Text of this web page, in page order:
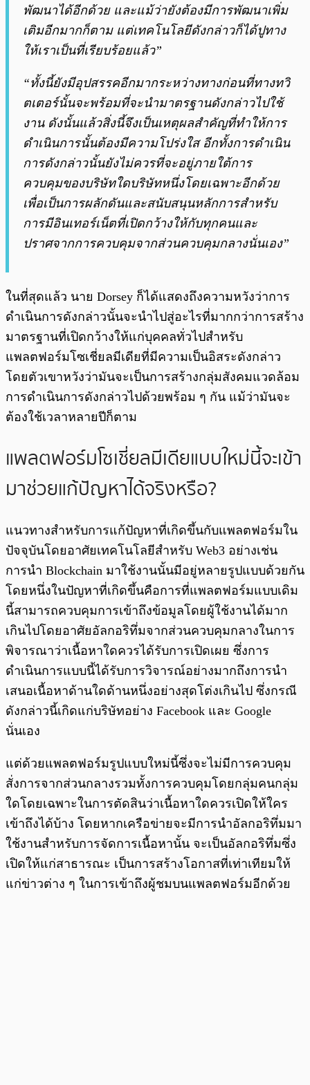
พัฒนาได้อีกด้วย และแม้ว่ายังต้องมีการพัฒนาเพิ่ม
เติมอีกมากก็ตาม แต่เทคโนโลยีดังกล่าวก็ได้ปูทาง
ให้เราเป็นที่เรียบร้อยแล้ว”
“ทั้งนี้ยังมีอุปสรรคอีกมากระหว่างทางก่อนที่ทางทวิ
ตเตอร์นั้นจะพร้อมที่จะนำมาตรฐานดังกล่าวไปใช้
งาน ดังนั้นแล้วสิ่งนี้จึงเป็นเหตุผลสำคัญที่ทำให้การ
ดำเนินการนั้นต้องมีความโปร่งใส อีกทั้งการดำเนิน
การดังกล่าวนั้นยังไม่ควรที่จะอยู่ภายใต้การ
ควบคุมของบริษัทใดบริษัทหนึ่งโดยเฉพาะอีกด้วย
เพื่อเป็นการผลักดันและสนับสนุนหลักการสำหรับ
การมีอินเทอร์เน็ตที่เปิดกว้างให้กับทุกคนและ
ปราศจากการควบคุมจากส่วนควบคุมกลางนั่นเอง”
ในที่สุดแล้ว นาย Dorsey ก็ได้แสดงถึงความหวังว่าการ
ดำเนินการดังกล่าวนั้นจะนำไปสู่อะไรที่มากกว่าการสร้าง
มาตรฐานที่เปิดกว้างให้แก่บุคคลทั่วไปสำหรับ
แพลตฟอร์มโซเชี่ยลมีเดียที่มีความเป็นอิสระดังกล่าว
โดยตัวเขาหวังว่ามันจะเป็นการสร้างกลุ่มสังคมแวดล้อม
การดำเนินการดังกล่าวไปด้วยพร้อม ๆ กัน แม้ว่ามันจะ
ต้องใช้เวลาหลายปีก็ตาม
แพลตฟอร์มโซเชี่ยลมีเดียแบบใหม่นี้จะเข้า
มาช่วยแก้ปัญหาได้จริงหรือ?
แนวทางสำหรับการแก้ปัญหาที่เกิดขึ้นกับแพลตฟอร์มใน
ปัจจุบันโดยอาศัยเทคโนโลยีสำหรับ Web3 อย่างเช่น
การนำ Blockchain มาใช้งานนั้นมีอยู่หลายรูปแบบด้วยกัน
โดยหนึ่งในปัญหาที่เกิดขึ้นคือการที่แพลตฟอร์มแบบเดิม
นี้สามารถควบคุมการเข้าถึงข้อมูลโดยผู้ใช้งานได้มาก
เกินไปโดยอาศัยอัลกอริทึ่มจากส่วนควบคุมกลางในการ
พิจารณาว่าเนื้อหาใดควรได้รับการเปิดเผย ซึ่งการ
ดำเนินการแบบนี้ได้รับการวิจารณ์อย่างมากถึงการนำ
เสนอเนื้อหาด้านใดด้านหนึ่งอย่างสุดโต่งเกินไป ซึ่งกรณี
ดังกล่าวนี้เกิดแก่บริษัทอย่าง Facebook และ Google
นั่นเอง
แต่ด้วยแพลตฟอร์มรูปแบบใหม่นี้ซึ่งจะไม่มีการควบคุม
สั่งการจากส่วนกลางรวมทั้งการควบคุมโดยกลุ่มคนกลุ่ม
ใดโดยเฉพาะในการตัดสินว่าเนื้อหาใดควรเปิดให้ใคร
เข้าถึงได้บ้าง โดยหากเครือข่ายจะมีการนำอัลกอริทึ่มมา
ใช้งานสำหรับการจัดการเนื้อหานั้น จะเป็นอัลกอริทึ่มซึ่ง
เปิดให้แก่สาธารณะ เป็นการสร้างโอกาสที่เท่าเทียมให้
แก่ข่าวต่าง ๆ ในการเข้าถึงผู้ชมบนแพลตฟอร์มอีกด้วย